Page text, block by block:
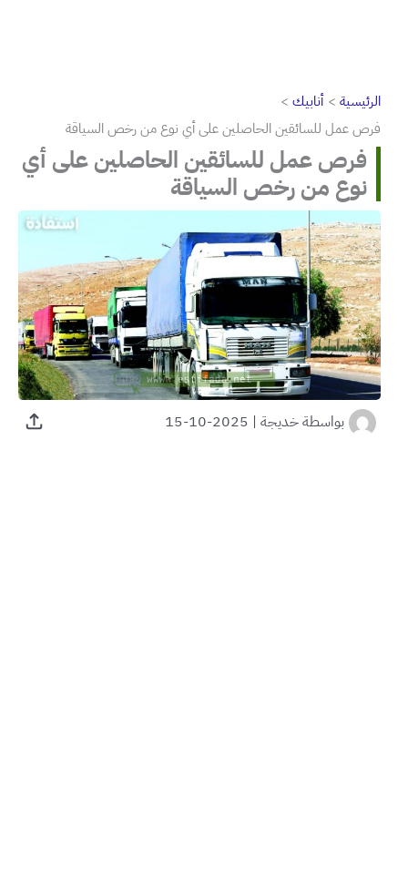
الرئيسية
أنابيك
فرص عمل للسائقين الحاصلين على أي نوع من رخص السياقة
فرص عمل للسائقين الحاصلين على أي
نوع من رخص السياقة
بواسطةخديجة |
2025-10-15